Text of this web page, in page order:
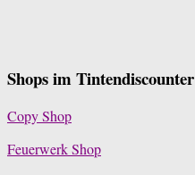
Shops im Tintendiscounter
Copy Shop
Feuerwerk Shop